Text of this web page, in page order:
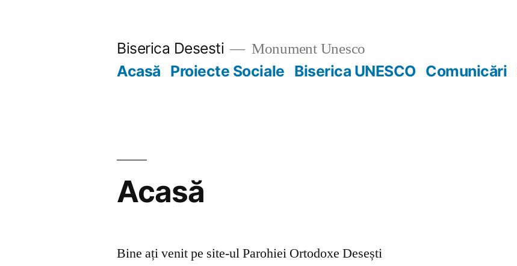
Biserica Desesti Monument Unesco
Acasă Proiecte Sociale Biserica UNESCO Comunicări
Acasă
Bine ați venit pe site-ul Parohiei Ortodoxe Desești